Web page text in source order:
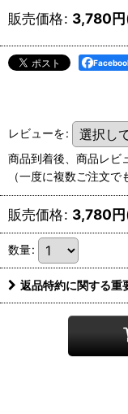
販売価格: 3,780円
レビューを:
商品到着後、商品レビ
（一度に複数ご注文で
販売価格: 3,780円
数量:
返品特約に関する重